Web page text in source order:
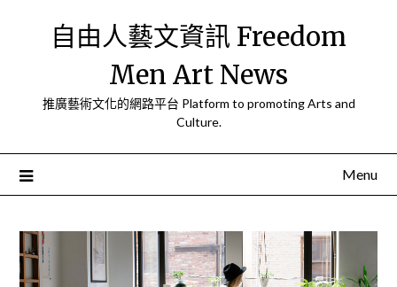
自由人藝文資訊 Freedom
Men Art News
推廣藝術文化的網路平台 Platform to promoting Arts and
Culture.
Menu